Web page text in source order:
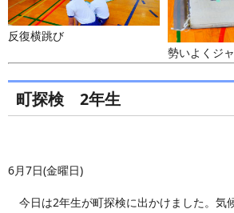
反復横跳び
勢いよくジ
町探検 2年生
6月7日(金曜日)
今日は2年生が町探検に出かけました。気